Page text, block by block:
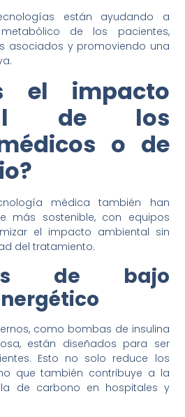
están ayudando a
de los pacientes,
asociados y promoviendo una
el impacto
de los
o de
médica también han
más sostenible, con equipos
el impacto ambiental sin
del tratamiento.
de bajo
como bombas de insulina
están diseñados para ser
Esto no solo reduce los
que también contribuye a la
de carbono en hospitales y